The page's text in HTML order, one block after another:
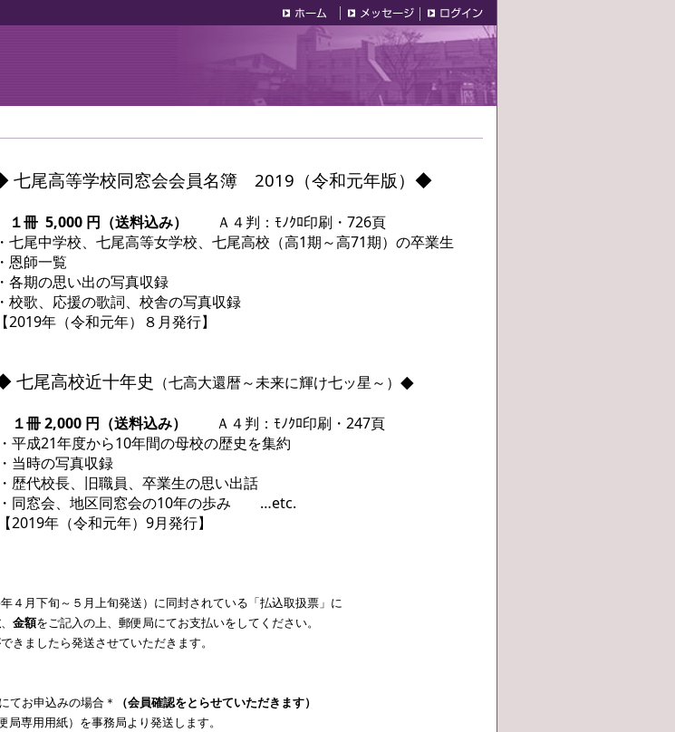
七尾高等学校同窓会会員名簿 2019（令和元年版）◆
１冊 5,000 円（送料込み）
Ａ４判：ﾓﾉｸﾛ印刷・726頁
七尾中学校、七尾高等女学校、七尾高校（高1期～高71期）の卒業生
恩師一覧
各期の思い出の写真収録
校歌、応援の歌詞、校舎の写真収録
2019年（令和元年）８月発行】
七尾高校近十年史 （七高大還暦～未来に輝け七ッ星～） ◆
１冊 2,000 円（送料込み）
Ａ４判：ﾓﾉｸﾛ印刷・247頁
平成21年度から10年間の母校の歴史を集約
当時の写真収録
歴代校長、旧職員、卒業生の思い出話
同窓会、地区同窓会の10年の歩み …etc.
2019年（令和元年）9月発行】
４月下旬～５月上旬発送）に同封されている「払込取扱票」に
、 金額をご記入の上、郵便局にてお支払いをしてください。
きましたら発送させていただきます。
てお申込みの場合＊
（会員確認をとらせていただきます）
用用紙）を事務局より発送します。